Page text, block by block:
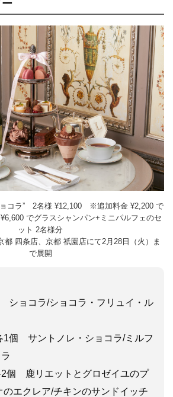
ョコラ” 2名様 ¥12,100 ※追加料金 ¥2,200 で
でグラスシャンパン+ミニパルフェのセ
ット 2名様分
都 四条店、京都 祇園店にて2月 28 日（火）ま
で展開
ショコラ/ショコラ・フリュイ・ル
1個 サントノレ・ショコラ/ミルフ
個 鹿リエットとグロゼイユのプ
のエクレア/チキンのサンドイッチ